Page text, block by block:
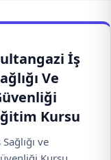
İş
Ve
Kursu
ve